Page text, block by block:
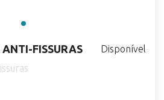
FISSURAS
Disponível